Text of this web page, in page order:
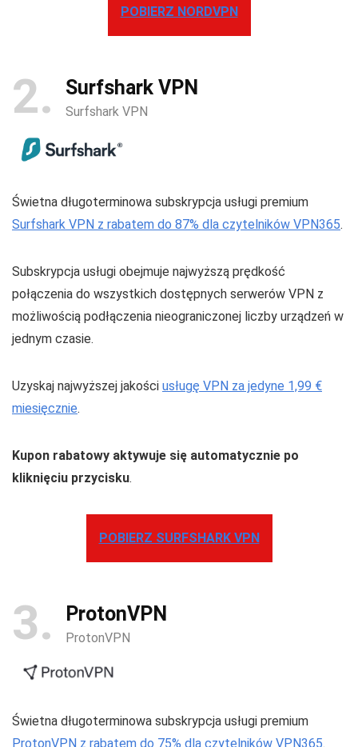
POBIERZ NORDVPN
2 Surfshark VPN
Surfshark VPN
Świetna długoterminowa subskrypcja usługi premium
Surfshark VPN z rabatem do 87% dla czytelników VPN365.
Subskrypcja usługi obejmuje najwyższą prędkość
połączenia do wszystkich dostępnych serwerów VPN z
możliwością podłączenia nieograniczonej liczby urządzeń w
jednym czasie.
Uzyskaj najwyższej jakości usługę VPN za jedyne 1,99 €
miesięcznie.
Kupon rabatowy aktywuje się automatycznie po
kliknięciu przycisku.
POBIERZ SURFSHARK VPN
3 ProtonVPN
ProtonVPN
Świetna długoterminowa subskrypcja usługi premium
ProtonVPN z rabatem do 75% dla czytelników VPN365.